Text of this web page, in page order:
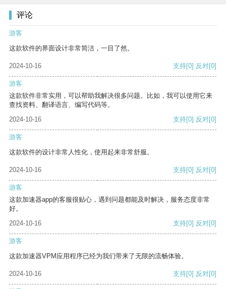
评论
游客
这款软件的界面设计非常简洁，一目了然。
2024-10-16 支持[0] 反对[0]
游客
这款软件非常实用，可以帮助我解决很多问题。比如，我可以使用它来
查找资料、翻译语言、编写代码等。
2024-10-16
支持[0] 反对[0]
游客
这款软件的设计非常人性化，使用起来非常舒服。
2024-10-16 支持[0] 反对[0]
游客
这款加速器app的客服很贴心，遇到问题都能及时解决，服务态度非常
好。
2024-10-16
支持[0] 反对[0]
游客
这款加速器VPM应用程序已经为我们带来了无限的流畅体验。
2024-10-16 支持[0] 反对[0]